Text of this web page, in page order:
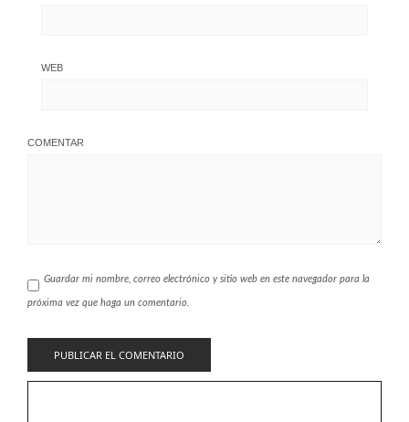
WEB
COMENTAR
Guardar mi nombre, correo electrónico y sitio web en este navegador para la
próxima vez que haga un comentario.